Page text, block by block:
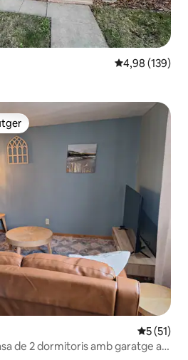
4,98 de
4,98 (139)
dels viatgers
5 de
5 (51)
de 2 dormitoris amb garatge a